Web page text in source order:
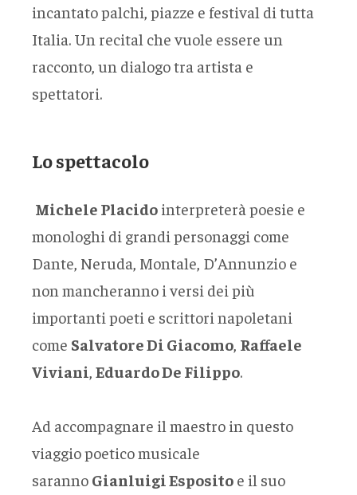
incantato palchi, piazze e festival di tutta
Italia. Un recital che vuole essere un
racconto, un dialogo tra artista e
spettatori.
Lo spettacolo
Michele Placido interpreterà poesie e
monologhi di grandi personaggi come
Dante, Neruda, Montale, D’Annunzio e
non mancheranno i versi dei più
importanti poeti e scrittori napoletani
come Salvatore Di Giacomo Raffaele
Viviani Eduardo De Filippo.
Ad accompagnare il maestro in questo
viaggio poetico musicale
saranno Gianluigi Esposito e il suo